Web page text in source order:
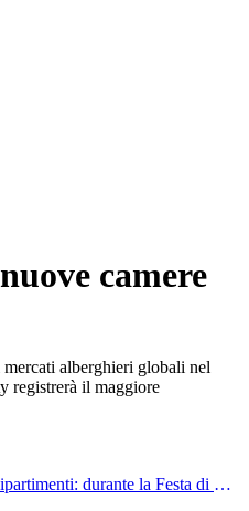
camere
alberghieri globali nel
registrerà il maggiore
Next:Nove dipartimenti: durante la Festa di Primavera, le catene alberghiere e le case vacanze boutique offriranno misure preferenziali.